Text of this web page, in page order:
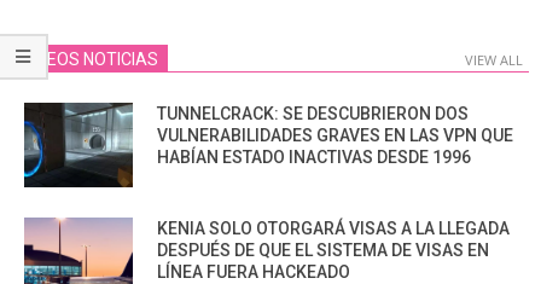
VIDEOS NOTICIAS VIEW ALL
TUNNELCRACK: SE DESCUBRIERON DOS
VULNERABILIDADES GRAVES EN LAS VPN QUE
HABÍAN ESTADO INACTIVAS DESDE 1996
KENIA SOLO OTORGARÁ VISAS A LA LLEGADA
DESPUÉS DE QUE EL SISTEMA DE VISAS EN
LÍNEA FUERA HACKEADO